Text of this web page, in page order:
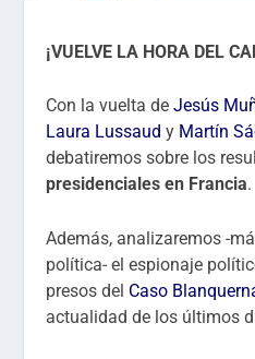
¡VUELVE LA HORA DEL
Con la vuelta deJesús
Laura Lussaud y Martín
debatiremos sobre los
presidenciales en Francia.
Además, analizaremos -
política- el espionaje
presos del Caso
actualidad de los últimos